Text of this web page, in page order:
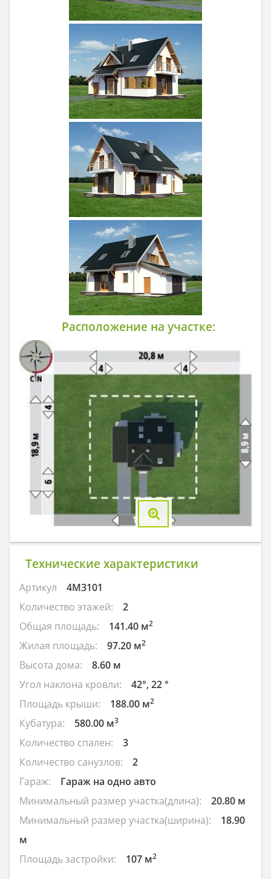
Расположение на участке:
Технические характеристики
Артикул
4M3101
Количество этажей:
2
Общая площадь:
141.40 м2
Жилая площадь: 97.20 м2
Высота дома:
8.60 м
Угол наклона кровли:
42°, 22 °
Площадь крыши:
188.00 м2
Кубатура: 580.00 м3
Количество спален:
3
Количество санузлов:
2
Гараж:
Гараж на одно авто
Минимальный размер участка(длина):
20.80 м
Минимальный размер участка(ширина):
18.90
м
Площадь застройки:
107 м2